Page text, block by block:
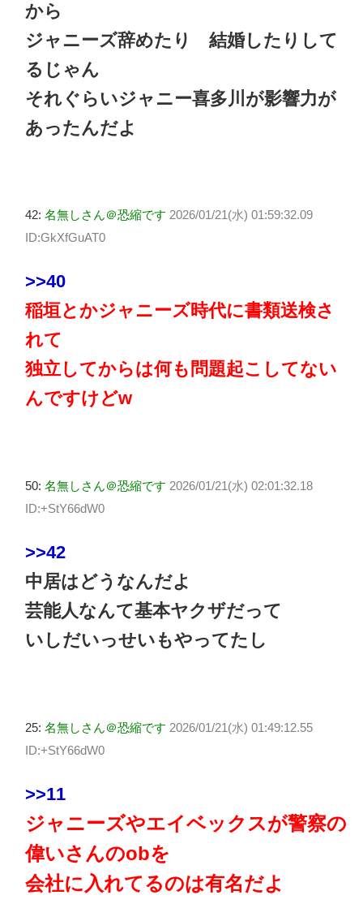
から
ジャニーズ辞めたり 結婚したりして
るじゃん
それぐらいジャニー喜多川が影響力が
あったんだよ
42: 名無しさん＠恐縮です 2026/01/21(水) 01:59:32.09
ID:GkXfGuAT0
>>40
稲垣とかジャニーズ時代に書類送検さ
れて
独立してからは何も問題起こしてない
んですけどw
50: 名無しさん＠恐縮です 2026/01/21(水) 02:01:32.18
ID:+StY66dW0
>>42
中居はどうなんだよ
芸能人なんて基本ヤクザだって
いしだいっせいもやってたし
25: 名無しさん＠恐縮です 2026/01/21(水) 01:49:12.55
ID:+StY66dW0
>>11
ジャニーズやエイベックスが警察の
偉いさんのobを
会社に入れてるのは有名だよ